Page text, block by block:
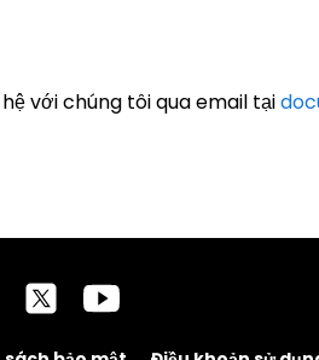
với chúng tôi qua email tại